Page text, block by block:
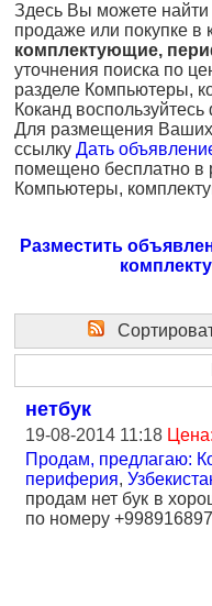
Здесь Вы можете найти
продаже или покупке в
комплектующие,
уточнения поиска по
разделе Компьютеры,
Коканд
Для размещения
ссылку Дать
помещено бесплатно в
Компьютеры,
Разместить
нетбук
19-08-2014 11:18
Продам, предлагаю:
периферия,
продам нет бук в
по номеру